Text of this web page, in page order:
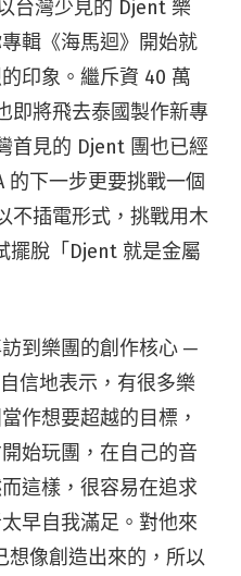
台灣少見的 Djent 樂
輯《海馬迴》開始就
印象。繼斥資 40 萬
即將飛去泰國製作新專
首見的 Djent 團也已經
的下一步更要挑戰一個
不插電形式，挑戰用木
擺脫「Djent 就是金屬
到樂團的創作核心 ─
信地表示，有很多樂
作想要超越的目標，
始玩團，在自己的音
這樣，很容易在追求
早自我滿足。對他來
想像創造出來的，所以